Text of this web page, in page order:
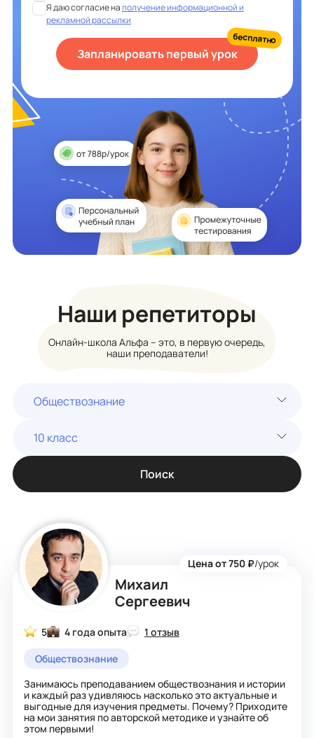
Я даю согласие наполучение информационной и
рекламной рассылки
Запланировать первый урок
бесплатно
Наши репетиторы
Онлайн-школа Альфа – это, в первую очередь,
наши преподаватели!
Обществознание
10 класс
Поиск
Михаил
Сергеевич
Цена от 750 ₽/урок
5 4 года опыта
1 отзыв
Обществознание
Занимаюсь преподаванием обществознания и истории
и каждый раз удивляюсь насколько это актуальные и
выгодные для изучения предметы. Почему? Приходите
на мои занятия по авторской методике и узнайте об
этом первыми!